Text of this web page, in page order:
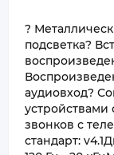
?
подсветка?
аудиовход?
звонков с
стандарт: